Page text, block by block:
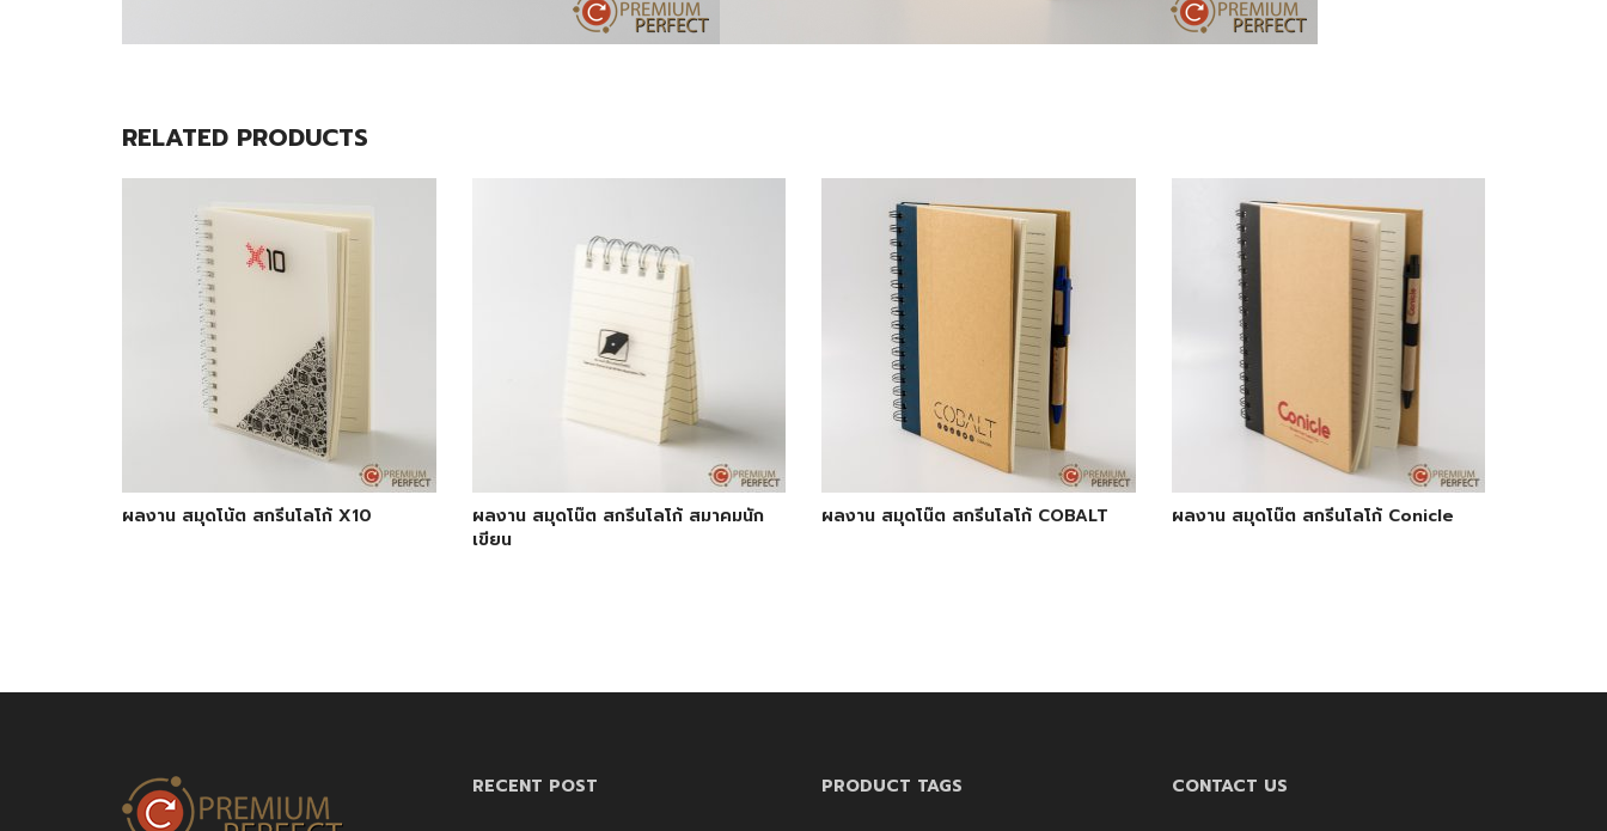
RELATED PRODUCTS
ผลงาน สมุดโน้ต สกรีนโลโก้ X10
ผลงาน สมุดโน๊ต สกรีนโลโก้ สมาคมนัก
เขียน
ผลงาน สมุดโน๊ต สกรีนโลโก้ COBALT ผลงาน สมุดโน๊ต สกรีนโลโก้ Conicle
RECENT POST PRODUCT TAGS CONTACT US